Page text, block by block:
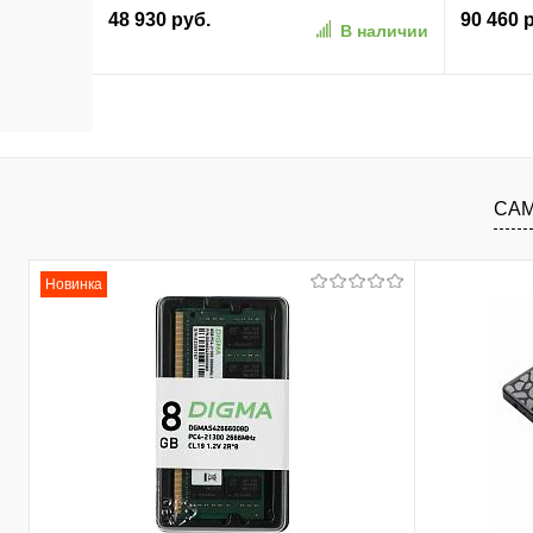
ОС GbitEth WiFi BT 120W черный (RUS)
(2164267)
48 930 руб.
В наличии
M.2
90 460
В
Новинка